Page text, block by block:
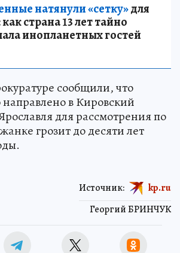
натянули «сетку»для
страна 13 лет тайно
инопланетных гостей
сообщили, что
направлено в Кировский
для рассмотрения по
грозит до десяти лет
Георгий БРИНЧУК
Источник: kp.ru